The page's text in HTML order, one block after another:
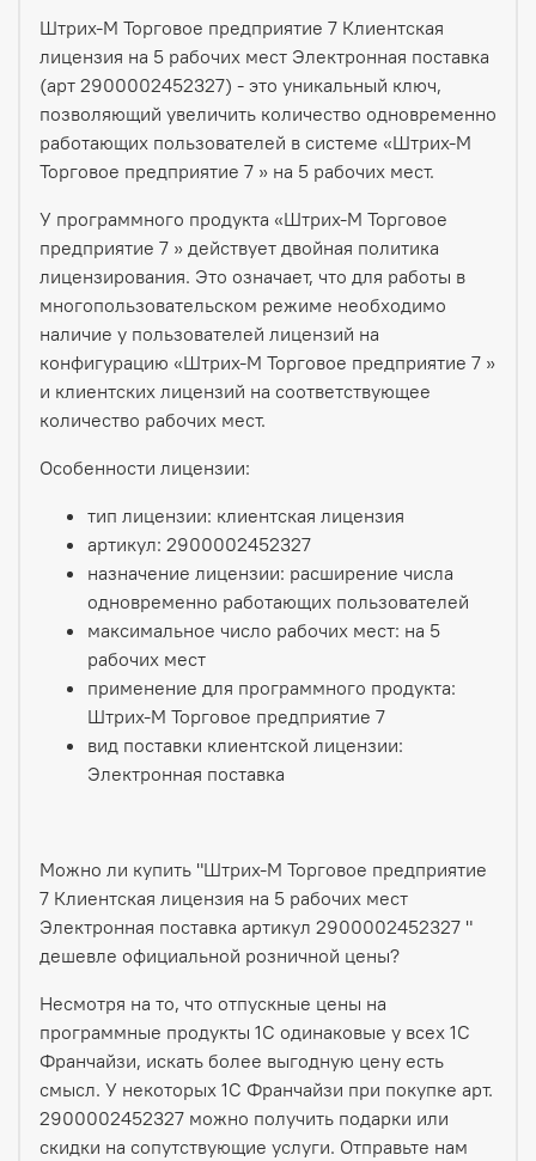
Штрих-М Торговое предприятие 7 Клиентская
лицензия на 5 рабочих мест Электронная поставка
(арт 2900002452327) - это уникальный ключ,
позволяющий увеличить количество одновременно
работающих пользователей в системе «Штрих-М
Торговое предприятие 7 » на 5 рабочих мест.
У программного продукта «Штрих-М Торговое
предприятие 7 » действует двойная политика
лицензирования. Это означает, что для работы в
многопользовательском режиме необходимо
наличие у пользователей лицензий на
конфигурацию «Штрих-М Торговое предприятие 7 »
и клиентских лицензий на соответствующее
количество рабочих мест.
Особенности лицензии:
тип лицензии: клиентская лицензия
артикул: 2900002452327
назначение лицензии: расширение числа
одновременно работающих пользователей
максимальное число рабочих мест: на 5
рабочих мест
применение для программного продукта:
Штрих-М Торговое предприятие 7
вид поставки клиентской лицензии:
Электронная поставка
Можно ли купить "Штрих-М Торговое предприятие
7 Клиентская лицензия на 5 рабочих мест
Электронная поставка артикул 2900002452327 "
дешевле официальной розничной цены?
Несмотря на то, что отпускные цены на
программные продукты 1С одинаковые у всех 1С
Франчайзи, искать более выгодную цену есть
смысл. У некоторых 1С Франчайзи при покупке арт.
2900002452327 можно получить подарки или
скидки на сопутствующие услуги. Отправьте нам